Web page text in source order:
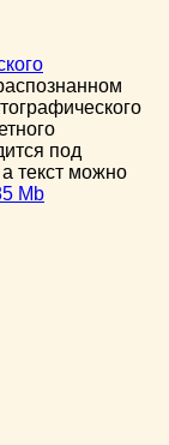
под
текст можно
Mb